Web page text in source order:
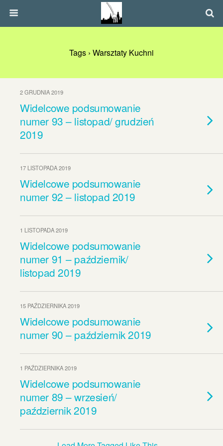
Tags › Warsztaty Kuchni
2 GRUDNIA 2019
Widelcowe podsumowanie
numer 93 – listopad/ grudzień
2019
17 LISTOPADA 2019
Widelcowe podsumowanie
numer 92 – listopad 2019
1 LISTOPADA 2019
Widelcowe podsumowanie
numer 91 – październik/
listopad 2019
15 PAŹDZIERNIKA 2019
Widelcowe podsumowanie
numer 90 – październik 2019
1 PAŹDZIERNIKA 2019
Widelcowe podsumowanie
numer 89 – wrzesień/
październik 2019